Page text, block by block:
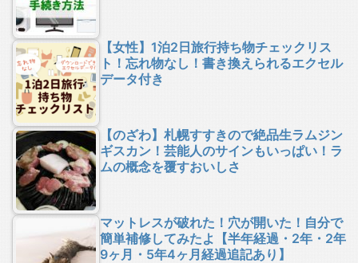
【女性】1泊2日旅行持ち物チェックリス
ト！忘れ物なし！書き換えられるエクセル
データ付き
【のざわ】札幌すすきので絶品生ラムジン
ギスカン！芸能人のサインもいっぱい！ラ
ムの概念を覆すおいしさ
マットレスが破れた！穴が開いた！自分で
簡単補修してみたよ【半年経過・2年・2年
9ヶ月・5年4ヶ月経過追記あり】